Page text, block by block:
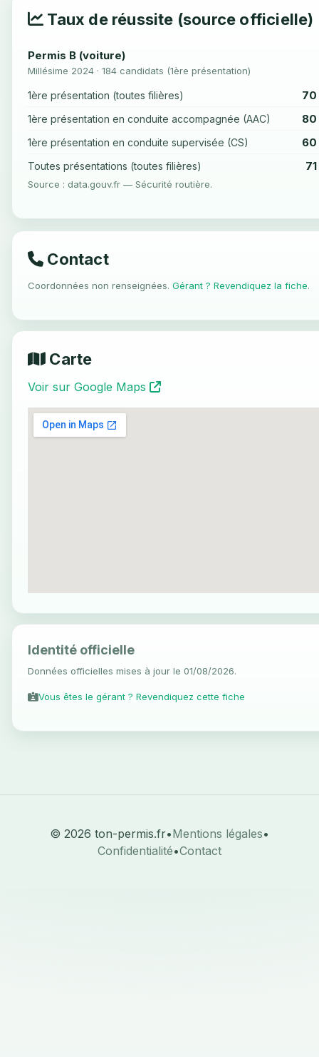
Taux de réussite (source officielle)
Permis B (voiture)
Millésime 2024 · 184 candidats (1ère présentation)
1ère présentation (toutes filières) 70
1ère présentation en conduite accompagnée (AAC) 80
1ère présentation en conduite supervisée (CS) 60
Toutes présentations (toutes filières)
Source : data.gouv.fr — Sécurité routière.
Contact
Coordonnées non renseignées. Gérant ? Revendiquez la fiche.
Carte
Voir sur Google Maps
Identité officielle
Données officielles mises à jour le 01/08/2026.
Vous êtes le gérant ? Revendiquez cette fiche
© 2026 ton-permis.fr•Mentions légales•
Confidentialité•Contact